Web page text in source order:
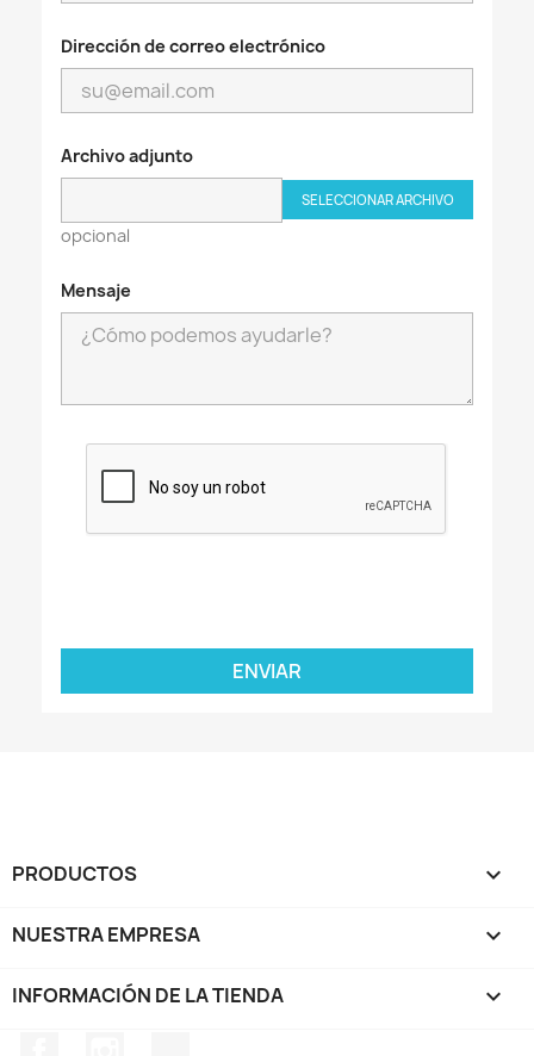
Dirección de correo electrónico
Archivo adjunto
SELECCIONAR ARCHIVO
opcional
Mensaje
PRODUCTOS 
NUESTRA EMPRESA 
INFORMACIÓN DE LA TIENDA keyboard_arrow_down